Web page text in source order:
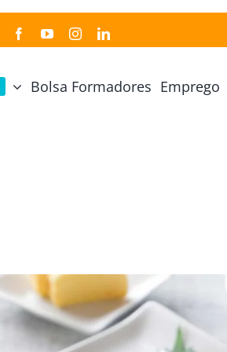
Curso Washoku – Ichiju Sansai
Curso Street food, Dumplings e Udon
Curso Sushi Criativo
Curso Prático de Sushi
Curso Prático Ramen
Bolsa Formadores Emprego